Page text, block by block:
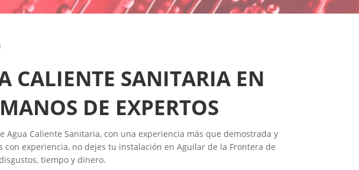
CALIENTE SANITARIA EN
DE EXPERTOS
Caliente Sanitaria, con una experiencia más que demostrada y
experiencia, no dejes tu instalación en Aguilar de la Frontera de
tiempo y dinero.